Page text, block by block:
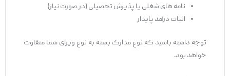
نامه‌ های شغلی یا پذیرش تحصیلی (در صورت نیاز)
اثبات درآمد پایدار
توجه داشته باشید که نوع مدارک بسته به نوع ویزای شما متفاوت
خواهد بود.